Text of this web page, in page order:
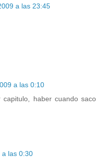
a las 23:45
a las 0:10
haber cuando saco
a las 0:30